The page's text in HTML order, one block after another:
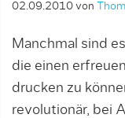
02.09.2010 von
Manchmal sind
die einen
drucken zu
revolutionär, bei